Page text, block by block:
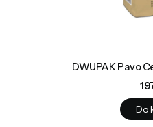
DWUPAK Pavo
Do